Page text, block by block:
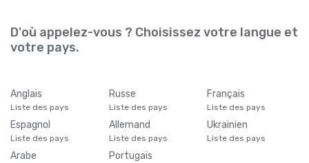
D'où appelez-vous ? Choisissez votre langue et
votre pays.
Anglais
Liste des pays
Russe
Liste des pays
Français
Liste des pays
Espagnol
Liste des pays
Allemand
Liste des pays
Ukrainien
Liste des pays
Arabe Portugais